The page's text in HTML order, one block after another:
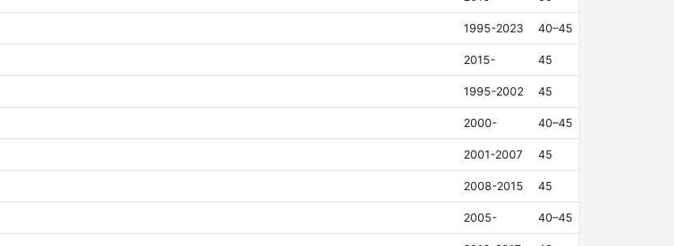
1995-2023 40–45
2015- 45
1995-2002 45
2000- 40–45
2001-2007 45
2008-2015 45
2005- 40–45